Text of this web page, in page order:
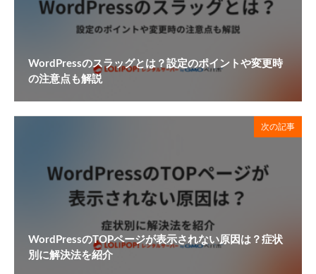
WordPressのスラッグとは？設定のポイントや変更時
の注意点も解説
次の記事
WordPressのTOPページが表示されない原因は？症状
別に解決法を紹介